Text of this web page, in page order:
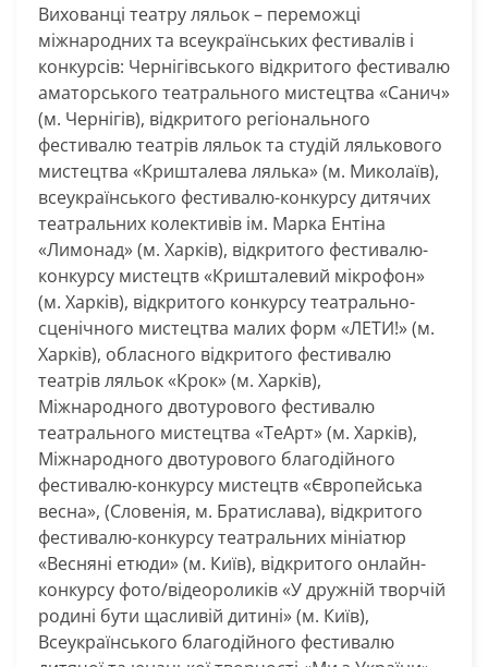
Вихованці театру ляльок – переможці
міжнародних та всеукраїнських фестивалів і
конкурсів: Чернігівського відкритого фестивалю
аматорського театрального мистецтва «Санич»
(м. Чернігів), відкритого регіонального
фестивалю театрів ляльок та студій лялькового
мистецтва «Кришталева лялька» (м. Миколаїв),
всеукраїнського фестивалю-конкурсу дитячих
театральних колективів ім. Марка Ентіна
«Лимонад» (м. Харків), відкритого фестивалю-
конкурсу мистецтв «Кришталевий мікрофон»
(м. Харків), відкритого конкурсу театрально-
сценічного мистецтва малих форм «ЛЕТИ!» (м.
Харків), обласного відкритого фестивалю
театрів ляльок «Крок» (м. Харків),
Міжнародного двотурового фестивалю
театрального мистецтва «ТеАрт» (м. Харків),
Міжнародного двотурового благодійного
фестивалю-конкурсу мистецтв «Європейська
весна», (Словенія, м. Братислава), відкритого
фестивалю-конкурсу театральних мініатюр
«Весняні етюди» (м. Київ), відкритого онлайн-
конкурсу фото/відеороликів «У дружній творчій
родині бути щасливій дитині» (м. Київ),
Всеукраїнського благодійного фестивалю